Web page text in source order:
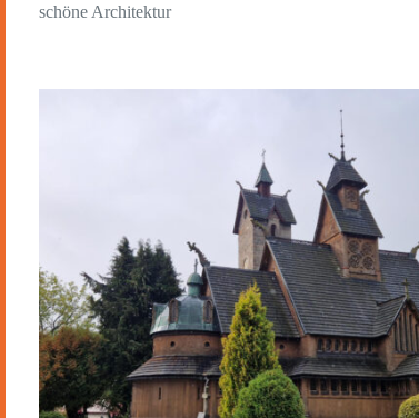
schöne Architektur